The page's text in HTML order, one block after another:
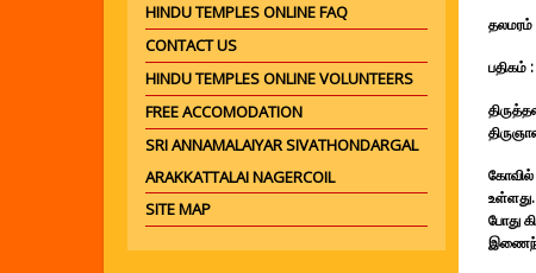
HINDU TEMPLES ONLINE FAQ
CONTACT US
HINDU TEMPLES ONLINE VOLUNTEERS
FREE ACCOMODATION
SRI ANNAMALAIYAR SIVATHONDARGAL
ARAKKATTALAI NAGERCOIL
SITE MAP
தலமரம்
பதிகம்
கோவில்
போது